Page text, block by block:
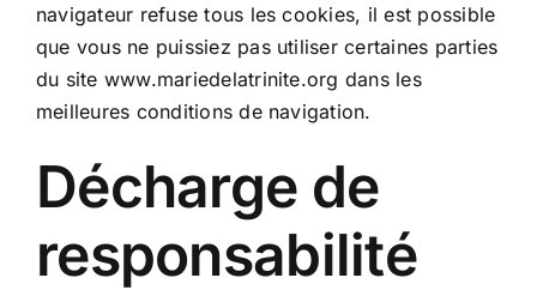
navigateur refuse tous les cookies, il est possible
que vous ne puissiez pas utiliser certaines parties
du site www.mariedelatrinite.org dans les
meilleures conditions de navigation.
Décharge de
responsabilité